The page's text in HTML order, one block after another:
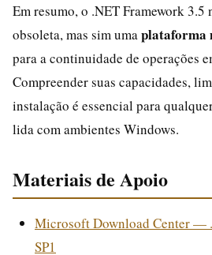
Em resumo, o .NET Framework 3.5
obsoleta, mas sim uma plataforma
para a continuidade de operações
Compreender suas capacidades,
instalação é essencial para
lida com ambientes Windows.
Materiais de Apoio
Microsoft Download Center —
SP1